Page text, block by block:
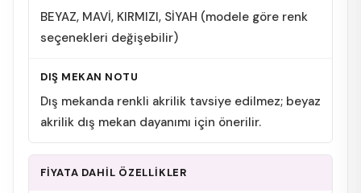
BEYAZ, MAVİ, KIRMIZI, SİYAH (modele göre renk
seçenekleri değişebilir)
DIŞ MEKAN NOTU
Dış mekanda renkli akrilik tavsiye edilmez; beyaz
akrilik dış mekan dayanımı için önerilir.
FİYATA DAHİL ÖZELLİKLER